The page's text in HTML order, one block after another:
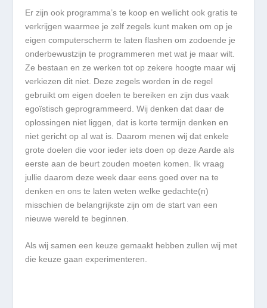
Er zijn ook programma’s te koop en wellicht ook gratis te
verkrijgen waarmee je zelf zegels kunt maken om op je
eigen computerscherm te laten flashen om zodoende je
onderbewustzijn te programmeren met wat je maar wilt.
Ze bestaan en ze werken tot op zekere hoogte maar wij
verkiezen dit niet. Deze zegels worden in de regel
gebruikt om eigen doelen te bereiken en zijn dus vaak
egoïstisch geprogrammeerd. Wij denken dat daar de
oplossingen niet liggen, dat is korte termijn denken en
niet gericht op al wat is. Daarom menen wij dat enkele
grote doelen die voor ieder iets doen op deze Aarde als
eerste aan de beurt zouden moeten komen. Ik vraag
jullie daarom deze week daar eens goed over na te
denken en ons te laten weten welke gedachte(n)
misschien de belangrijkste zijn om de start van een
nieuwe wereld te beginnen.
Als wij samen een keuze gemaakt hebben zullen wij met
die keuze gaan experimenteren.